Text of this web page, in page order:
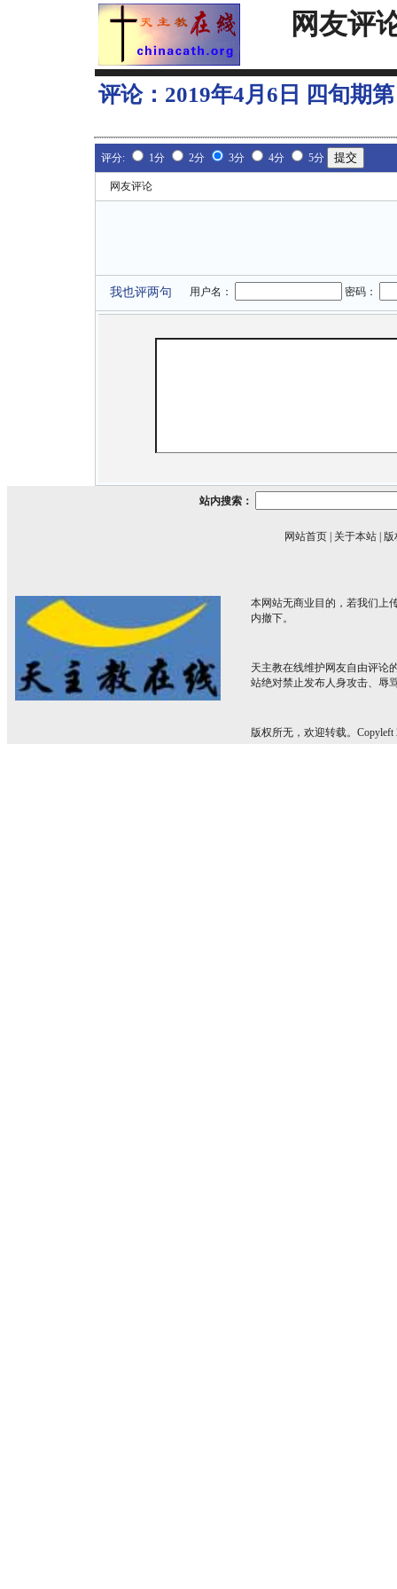
网友评
评论： 2019年4月6日 四旬期
评分: 1分 2分 3分 4分 5分
网友评论
我也评两句 用户名： 密码：
站内搜索：
网站首页 关于本站 版
本网站无商业目的，若我们上
内撤下。
天主教在线维护网友自由评论
站绝对禁止发布人身攻击、辱
版权所无，欢迎转载。